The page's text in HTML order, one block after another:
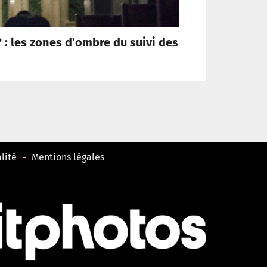
les zones d’ombre du suivi des
Mentions légales